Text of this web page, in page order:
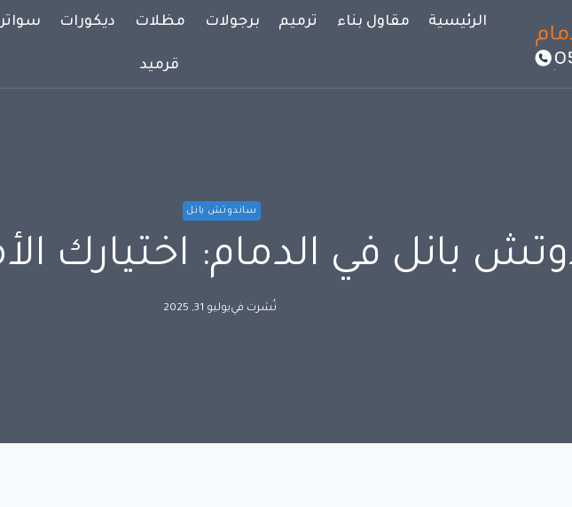
الرئيسية مقاول بناء ترميم برجولات مظلات ديكورات سواتر
قرميد
ساندوتش بانل
بانل في الدمام: اختيارك
نُشرت فييوليو 31, 2025